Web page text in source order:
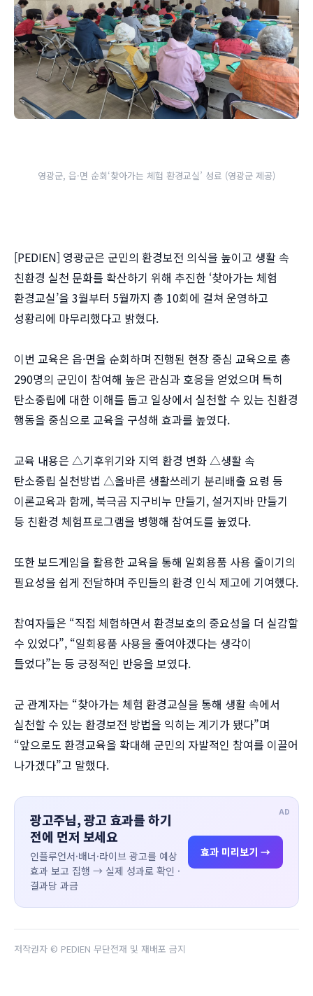
영광군, 읍·면 순회‘찾아가는 체험 환경교실’ 성료 (영광군 제공)
[PEDIEN] 영광군은 군민의 환경보전 의식을 높이고 생활 속
친환경 실천 문화를 확산하기 위해 추진한 ‘찾아가는 체험
환경교실’을 3월부터 5월까지 총 10회에 걸쳐 운영하고
성황리에 마무리했다고 밝혔다.
이번 교육은 읍·면을 순회하며 진행된 현장 중심 교육으로 총
290명의 군민이 참여해 높은 관심과 호응을 얻었으며 특히
탄소중립에 대한 이해를 돕고 일상에서 실천할 수 있는 친환경
행동을 중심으로 교육을 구성해 효과를 높였다.
교육 내용은 △기후위기와 지역 환경 변화 △생활 속
탄소중립 실천방법 △올바른 생활쓰레기 분리배출 요령 등
이론교육과 함께, 북극곰 지구비누 만들기, 설거지바 만들기
등 친환경 체험프로그램을 병행해 참여도를 높였다.
또한 보드게임을 활용한 교육을 통해 일회용품 사용 줄이기의
필요성을 쉽게 전달하며 주민들의 환경 인식 제고에 기여했다.
참여자들은 “직접 체험하면서 환경보호의 중요성을 더 실감할
수 있었다”, “일회용품 사용을 줄여야겠다는 생각이
들었다”는 등 긍정적인 반응을 보였다.
군 관계자는 “찾아가는 체험 환경교실을 통해 생활 속에서
실천할 수 있는 환경보전 방법을 익히는 계기가 됐다”며
“앞으로도 환경교육을 확대해 군민의 자발적인 참여를 이끌어
나가겠다”고 말했다.
AD
광고주님, 광고 효과를 하기
전에 먼저 보세요
인플루언서·배너·라이브 광고를 예상
효과 보고 집행 → 실제 성과로 확인 ·
결과당 과금
효과 미리보기 →
저작권자 © PEDIEN 무단전재 및 재배포 금지